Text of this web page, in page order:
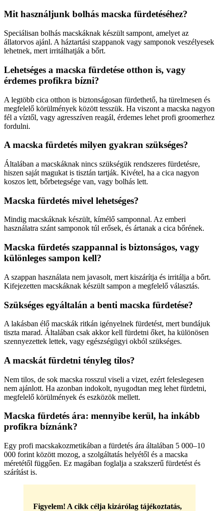
Mit használjunk bolhás macska fürdetéséhez?
Speciálisan bolhás macskáknak készült sampont, amelyet az
állatorvos ajánl. A háztartási szappanok vagy samponok veszélyesek
lehetnek, mert irritálhatják a bőrt.
Lehetséges a macska fürdetése otthon is, vagy
érdemes profikra bízni?
A legtöbb cica otthon is biztonságosan fürdethető, ha türelmesen és
megfelelő körülmények között tesszük. Ha viszont a macska nagyon
fél a víztől, vagy agresszíven reagál, érdemes lehet profi groomerhez
fordulni.
A macska fürdetés milyen gyakran szükséges?
Általában a macskáknak nincs szükségük rendszeres fürdetésre,
hiszen saját magukat is tisztán tartják. Kivétel, ha a cica nagyon
koszos lett, bőrbetegsége van, vagy bolhás lett.
Macska fürdetés mivel lehetséges?
Mindig macskáknak készült, kímélő samponnal. Az emberi
használatra szánt samponok túl erősek, és ártanak a cica bőrének.
Macska fürdetés szappannal is biztonságos, vagy
különleges sampon kell?
A szappan használata nem javasolt, mert kiszárítja és irritálja a bőrt.
Kifejezetten macskáknak készült sampon a megfelelő választás.
Szükséges egyáltalán a benti macska fürdetése?
A lakásban élő macskák ritkán igényelnek fürdetést, mert bundájuk
tiszta marad. Általában csak akkor kell fürdetni őket, ha különösen
szennyezettek lettek, vagy egészségügyi okból szükséges.
A macskát fürdetni tényleg tilos?
Nem tilos, de sok macska rosszul viseli a vizet, ezért feleslegesen
nem ajánlott. Ha azonban indokolt, nyugodtan meg lehet fürdetni,
megfelelő körülmények és eszközök mellett.
Macska fürdetés ára: mennyibe kerül, ha inkább
profikra bíznánk?
Egy profi macskakozmetikában a fürdetés ára általában 5 000–10
000 forint között mozog, a szolgáltatás helyétől és a macska
méretétől függően. Ez magában foglalja a szakszerű fürdetést és
szárítást is.
Figyelem! A cikk célja kizárólag tájékoztatás,